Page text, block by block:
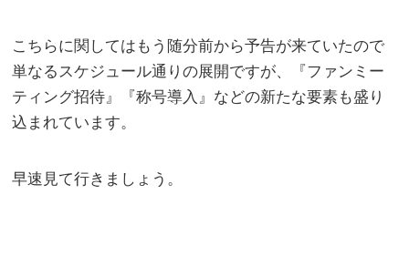
こちらに関してはもう随分前から予告が来ていたので
単なるスケジュール通りの展開ですが、『ファンミー
ティング招待』『称号導入』などの新たな要素も盛り
込まれています。
早速見て行きましょう。